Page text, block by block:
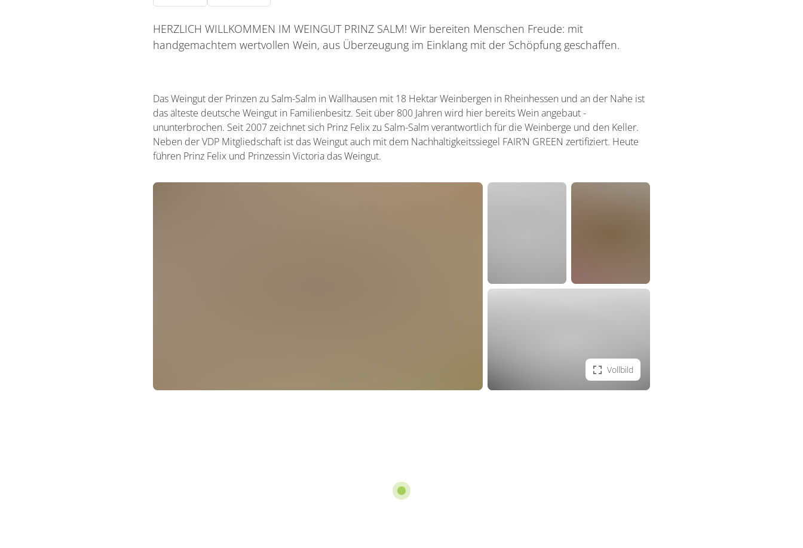
HERZLICH WILLKOMMEN IM WEINGUT PRINZ SALM! Wir bereiten Menschen Freude: mit
handgemachtem wertvollen Wein, aus Überzeugung im Einklang mit der Schöpfung geschaffen.
Das Weingut der Prinzen zu Salm-Salm in Wallhausen mit 18 Hektar Weinbergen in Rheinhessen und an der Nahe ist
das älteste deutsche Weingut in Familienbesitz. Seit über 800 Jahren wird hier bereits Wein angebaut -
ununterbrochen. Seit 2007 zeichnet sich Prinz Felix zu Salm-Salm verantwortlich für die Weinberge und den Keller.
Neben der VDP Mitgliedschaft ist das Weingut auch mit dem Nachhaltigkeitssiegel FAIR’N GREEN zertifiziert. Heute
führen Prinz Felix und Prinzessin Victoria das Weingut.
Vollbild